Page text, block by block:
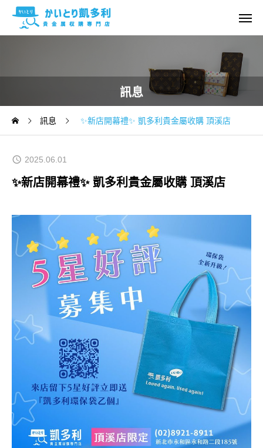
訊息
訊息 ✨新店開幕禮✨ 凱多利貴金屬收購 頂溪店
2025.06.01
✨新店開幕禮✨ 凱多利貴金屬收購 頂溪店